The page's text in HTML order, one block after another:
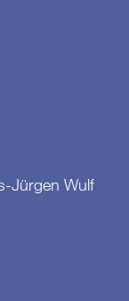
Jürgen Wulf